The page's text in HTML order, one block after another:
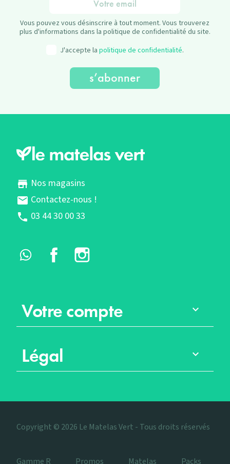
Vous pouvez vous désinscrire à tout moment. Vous trouverez
plus d'informations dans la politique de confidentialité du site.
J'accepte la politique de confidentialité.
store Nos magasins
mail Contactez-nous !
phone 03 44 30 00 33
Votre compte 
Légal 
Whatsapp
Facebook
Copyright © 2026 Le Matelas Vert - Tous droits réservés
Gamme R Promos Matelas Packs